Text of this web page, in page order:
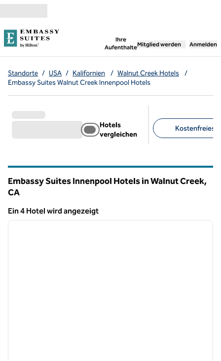
Weiter zum Inhalt
Ihre
Aufenthalte
,öffnet neue
Mitglied werden Anmelden
Standorte / USA / Kalifornien / Walnut Creek Hotels
/
Embassy Suites Walnut Creek Innenpool Hotels
Hotels
vergleichen
Kostenfreies
Embassy Suites Innenpool Hotels in Walnut Creek,
CA
Ein 4 Hotel wird angezeigt
Ein 4 Hotel wird angezeigt
1 von 12